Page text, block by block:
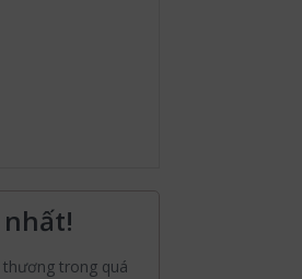
nhất!
trong quá